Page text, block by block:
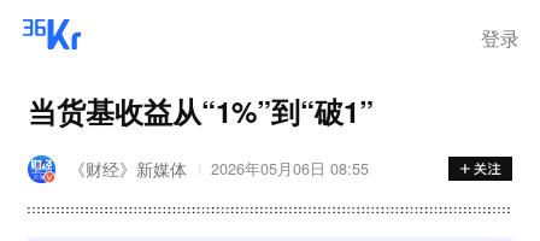
登录
当货基收益从“1%”到“破1”
《财经》新媒体 2026年05月06日 08:55